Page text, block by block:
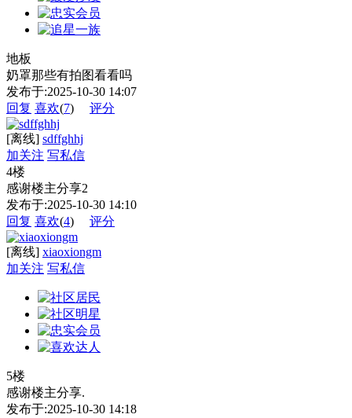
地板
奶罩那些有拍图看看吗
发布于:2025-10-30 14:07
回复 喜欢(7) 评分
[离线] sdffghhj
加关注 写私信
4楼
感谢楼主分享2
发布于:2025-10-30 14:10
回复 喜欢(4) 评分
[离线] xiaoxiongm
加关注 写私信
5楼
感谢楼主分享.
发布于:2025-10-30 14:18